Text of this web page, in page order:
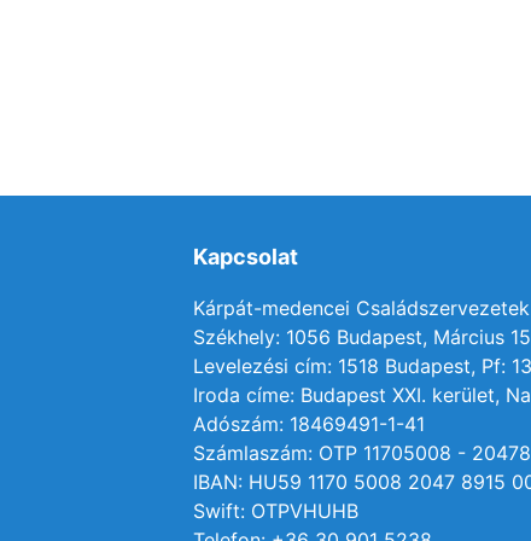
Kapcsolat
Kárpát-medencei
Székhely: 1056 Budapest, Március
Levelezési cím: 1518 Budapest, Pf:
Iroda címe: Budapest XXI. kerület,
Adószám: 18469491-1-41
Számlaszám: OTP 11705008 -
IBAN: HU59 1170 5008 2047 8915
Swift: OTPVHUHB